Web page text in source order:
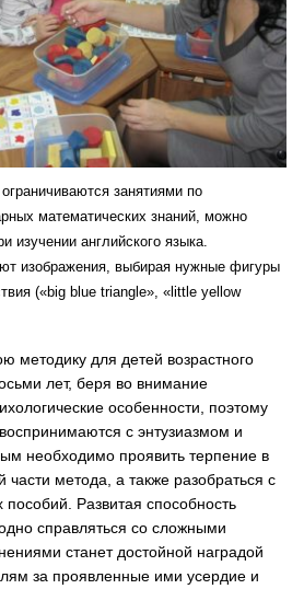
занятиями по
математических знаний, можно
изучении английского языка.
изображения, выбирая нужные фигуры
(«big blue triangle», «little yellow
методику для детей возрастного
лет, беря во внимание
особенности, поэтому
с энтузиазмом и
необходимо проявить терпение в
части метода, а также разобраться с
пособий. Развитая способность
справляться со сложными
станет достойной наградой
за проявленные ими усердие и